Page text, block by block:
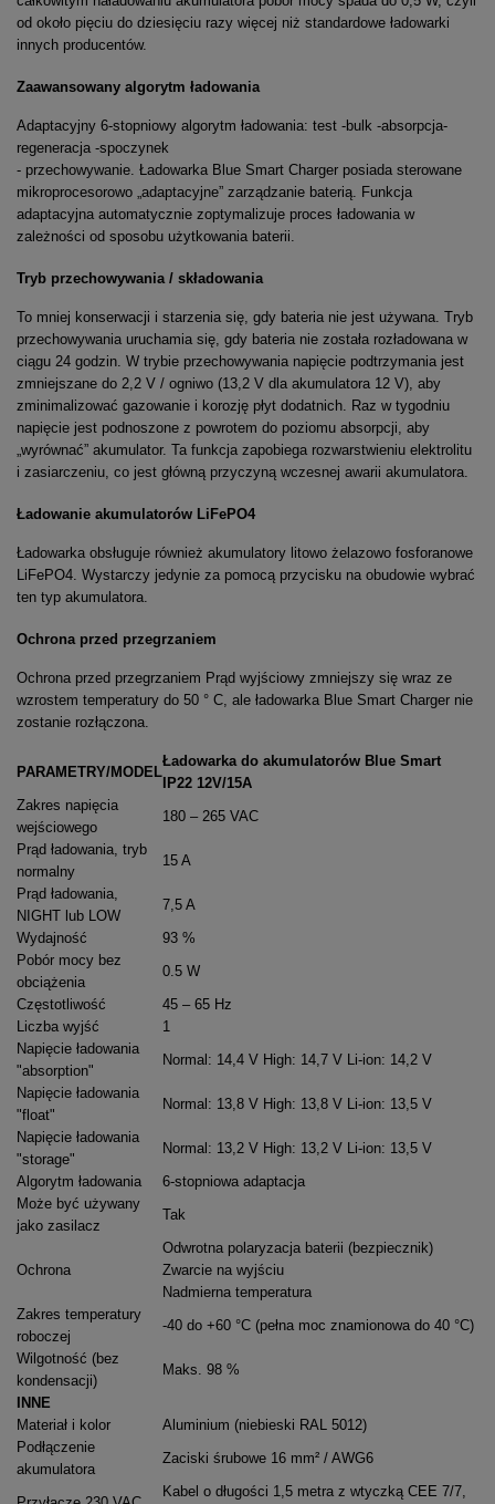
od około pięciu do dziesięciu razy więcej niż standardowe ładowarki
innych producentów.
Zaawansowany algorytm ładowania
Adaptacyjny 6-stopniowy algorytm ładowania: test -bulk -absorpcja-
regeneracja -spoczynek
- przechowywanie. Ładowarka Blue Smart Charger posiada sterowane
mikroprocesorowo „adaptacyjne” zarządzanie baterią. Funkcja
adaptacyjna automatycznie zoptymalizuje proces ładowania w
zależności od sposobu użytkowania baterii.
Tryb przechowywania / składowania
To mniej konserwacji i starzenia się, gdy bateria nie jest używana. Tryb
przechowywania uruchamia się, gdy bateria nie została rozładowana w
ciągu 24 godzin. W trybie przechowywania napięcie podtrzymania jest
zmniejszane do 2,2 V / ogniwo (13,2 V dla akumulatora 12 V), aby
zminimalizować gazowanie i korozję płyt dodatnich. Raz w tygodniu
napięcie jest podnoszone z powrotem do poziomu absorpcji, aby
„wyrównać” akumulator. Ta funkcja zapobiega rozwarstwieniu elektrolitu
i zasiarczeniu, co jest główną przyczyną wczesnej awarii akumulatora.
Ładowanie akumulatorów LiFePO4
Ładowarka obsługuje również akumulatory litowo żelazowo fosforanowe
LiFePO4. Wystarczy jedynie za pomocą przycisku na obudowie wybrać
ten typ akumulatora.
Ochrona przed przegrzaniem
Ochrona przed przegrzaniem Prąd wyjściowy zmniejszy się wraz ze
wzrostem temperatury do 50 ° C, ale ładowarka Blue Smart Charger nie
zostanie rozłączona.
PARAMETRY/MODEL
Ładowarka do akumulatorów Blue Smart
IP22 12V/15A
Zakres napięcia
wejściowego
180 – 265 VAC
Prąd ładowania, tryb
normalny
15 A
Prąd ładowania,
NIGHT lub LOW
7,5 A
Wydajność
93 %
Pobór mocy bez
obciążenia
0.5 W
Częstotliwość
45 – 65 Hz
Liczba wyjść
1
Napięcie ładowania
"absorption"
Normal: 14,4 V High: 14,7 V Li-ion: 14,2 V
Napięcie ładowania
"float"
Normal: 13,8 V High: 13,8 V Li-ion: 13,5 V
Napięcie ładowania
"storage"
Normal: 13,2 V High: 13,2 V Li-ion: 13,5 V
Algorytm ładowania
6-stopniowa adaptacja
Może być używany
jako zasilacz
Tak
Ochrona
Odwrotna polaryzacja baterii (bezpiecznik)
Zwarcie na wyjściu
Nadmierna temperatura
Zakres temperatury
roboczej
-40 do +60 °C (pełna moc znamionowa do 40 °C)
Wilgotność (bez
kondensacji)
Maks. 98 %
INNE
Materiał i kolor
Aluminium (niebieski RAL 5012)
Podłączenie
akumulatora
Zaciski śrubowe 16 mm² / AWG6
Kabel o długości 1,5 metra z wtyczką CEE 7/7,